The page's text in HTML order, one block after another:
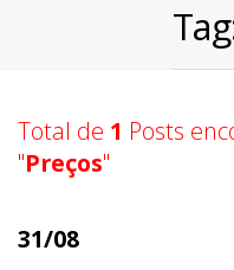
Total de 1 Posts
"Preços"
31/08